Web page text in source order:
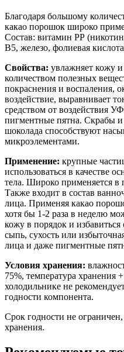
Благодаря большому
какао порошок широко
Состав: витамин РР
В5, железо, фолиевая
Свойства: увлажняет кожу
количеством полезных
покраснения и воспаления,
воздействие, выравнивает
средством от воздействия
пигментные пятна. Скрабы
шоколада способствуют
микроэлементами.
Применение: крупные
использоваться в качестве
тела. Широко применяется в
Также входит в состав
лица. Применяя какао
хотя бы 1-2 раза в неделю
кожу в порядок и избавиться
сыпь, сухость или
лица и даже пигментные
Условия хранения:
75%, температура хранения
холодильнике не
годности компонента.
Срок годности не
хранения.